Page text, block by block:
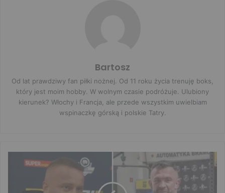
Bartosz
Od lat prawdziwy fan piłki nożnej. Od 11 roku życia trenuję boks,
który jest moim hobby. W wolnym czasie podróżuje. Ulubiony
kierunek? Włochy i Francja, ale przede wszystkim uwielbiam
wspinaczkę górską i polskie Tatry.